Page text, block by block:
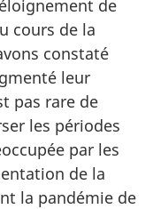
de
cours de la
constaté
leur
pas rare de
les périodes
par les
de la
la pandémie de